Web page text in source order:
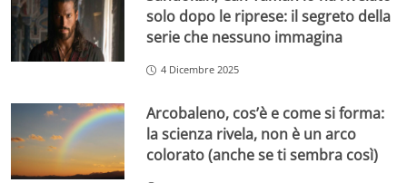
solo dopo le riprese: il segreto della
serie che nessuno immagina
4 Dicembre 2025
Arcobaleno, cos’è e come si forma:
la scienza rivela, non è un arco
colorato (anche se ti sembra così)